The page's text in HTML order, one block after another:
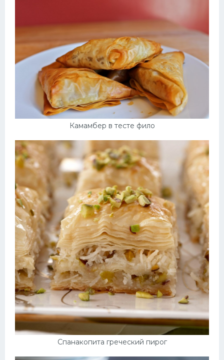
Камамбер в тесте фило
Спанакопита греческий пирог